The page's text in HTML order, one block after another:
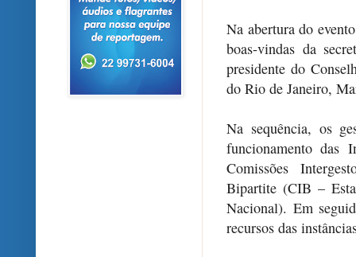
Na abertura do
boas-vindas da
presidente do
do Rio de Janeiro,
Na sequência, os
funcionamento das
Comissões
Bipartite (CIB –
Nacional). Em
recursos das